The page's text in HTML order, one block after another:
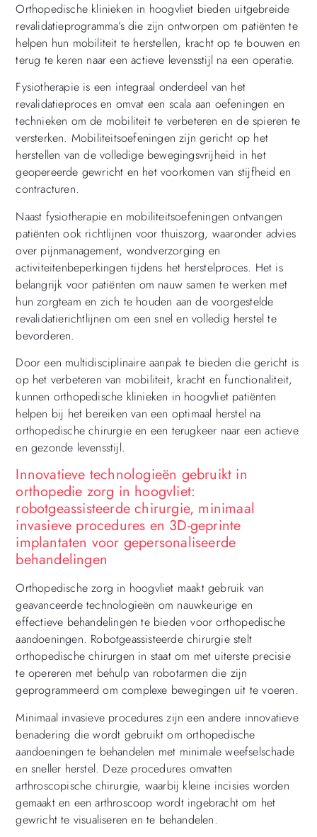
Orthopedische klinieken in hoogvliet bieden uitgebreide
revalidatieprogramma’s die zijn ontworpen om patiënten te
helpen hun mobiliteit te herstellen, kracht op te bouwen en
terug te keren naar een actieve levensstijl na een operatie.
Fysiotherapie is een integraal onderdeel van het
revalidatieproces en omvat een scala aan oefeningen en
technieken om de mobiliteit te verbeteren en de spieren te
versterken. Mobiliteitsoefeningen zijn gericht op het
herstellen van de volledige bewegingsvrijheid in het
geopereerde gewricht en het voorkomen van stijfheid en
contracturen.
Naast fysiotherapie en mobiliteitsoefeningen ontvangen
patiënten ook richtlijnen voor thuiszorg, waaronder advies
over pijnmanagement, wondverzorging en
activiteitenbeperkingen tijdens het herstelproces. Het is
belangrijk voor patiënten om nauw samen te werken met
hun zorgteam en zich te houden aan de voorgestelde
revalidatierichtlijnen om een snel en volledig herstel te
bevorderen.
Door een multidisciplinaire aanpak te bieden die gericht is
op het verbeteren van mobiliteit, kracht en functionaliteit,
kunnen orthopedische klinieken in hoogvliet patiënten
helpen bij het bereiken van een optimaal herstel na
orthopedische chirurgie en een terugkeer naar een actieve
en gezonde levensstijl.
Innovatieve technologieën gebruikt in
orthopedie zorg in hoogvliet:
robotgeassisteerde chirurgie, minimaal
invasieve procedures en 3D-geprinte
implantaten voor gepersonaliseerde
behandelingen
Orthopedische zorg in hoogvliet maakt gebruik van
geavanceerde technologieën om nauwkeurige en
effectieve behandelingen te bieden voor orthopedische
aandoeningen. Robotgeassisteerde chirurgie stelt
orthopedische chirurgen in staat om met uiterste precisie
te opereren met behulp van robotarmen die zijn
geprogrammeerd om complexe bewegingen uit te voeren.
Minimaal invasieve procedures zijn een andere innovatieve
benadering die wordt gebruikt om orthopedische
aandoeningen te behandelen met minimale weefselschade
en sneller herstel. Deze procedures omvatten
arthroscopische chirurgie, waarbij kleine incisies worden
gemaakt en een arthroscoop wordt ingebracht om het
gewricht te visualiseren en te behandelen.